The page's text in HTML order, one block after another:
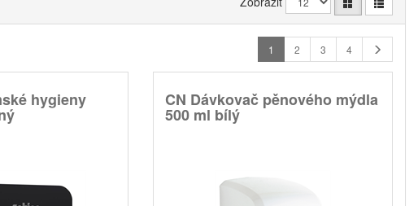
1 2 3 4
hygieny CN Dávkovač pěnového mýdla
500 ml bílý